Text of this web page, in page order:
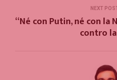
NEXT
“Né con Putin, né con la
contro